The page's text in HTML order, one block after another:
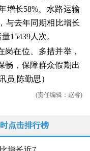
增长58%。水路运输
与去年同期相比增长
15439人次。
在位、多措并举，
畅，保障群众假期出
员 陈勤思）
(责任编辑：赵睿)
点击排行榜